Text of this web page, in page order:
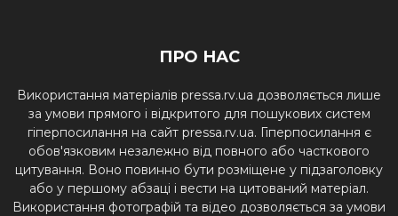
ПРО НАС
Використання матеріалів pressa.rv.ua дозволяється лише
за умови прямого і відкритого для пошукових систем
гіперпосилання на сайт pressa.rv.ua. Гіперпосилання є
обов'язковим незалежно від повного або часткового
цитування. Воно повинно бути розміщене у підзаголовку
або у першому абзаці і вести на цитований матеріал.
Використання фотографій та відео дозволяється за умови